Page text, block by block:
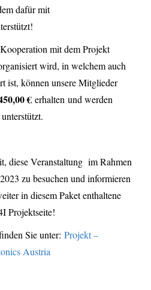
dafür mit
mit dem Projekt
wird, in welchem auch
ist, können unsere Mitglieder
€ erhalten und werden
diese Veranstaltung im Rahmen
zu besuchen und informieren
in diesem Paket enthaltene
Projektseite!
Sie unter: Projekt –
Austria